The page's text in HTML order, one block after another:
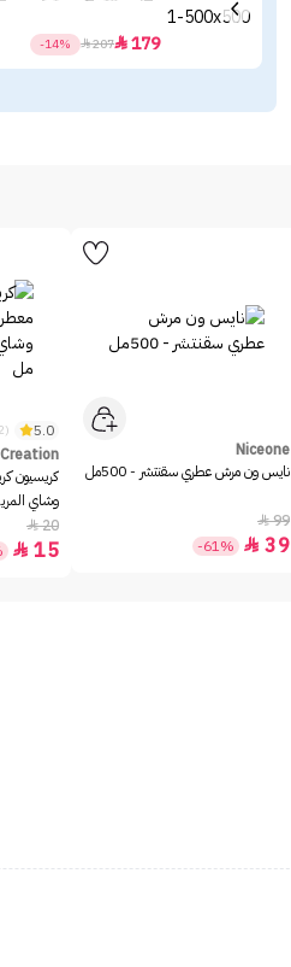
179

207

-14%
Niceone
نايس ون مرش عطري سقنتشر - 500مل
99

39

-61%
5.0
(2)
كريسيون
وشاي المريمية
20

15
